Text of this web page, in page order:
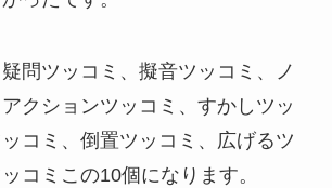
問ツッコミ、擬音ツッコミ、ノ
クションツッコミ、すかしツッ
コミ、倒置ツッコミ、広げるツ
コミこの10個になります。